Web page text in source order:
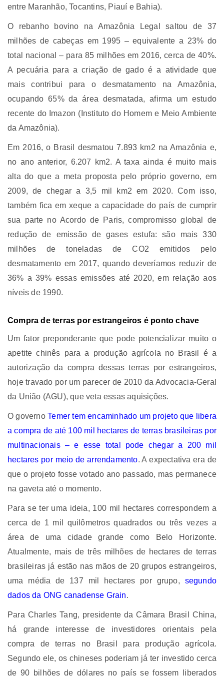
entre Maranhão, Tocantins, Piauí e Bahia).
O rebanho bovino na Amazônia Legal saltou de 37
milhões de cabeças em 1995 – equivalente a 23% do
total nacional – para 85 milhões em 2016, cerca de 40%.
A pecuária para a criação de gado é a atividade que
mais contribui para o desmatamento na Amazônia,
ocupando 65% da área desmatada, afirma um estudo
recente do Imazon (Instituto do Homem e Meio Ambiente
da Amazônia).
Em 2016, o Brasil desmatou 7.893 km2 na Amazônia e,
no ano anterior, 6.207 km2. A taxa ainda é muito mais
alta do que a meta proposta pelo próprio governo, em
2009, de chegar a 3,5 mil km2 em 2020. Com isso,
também fica em xeque a capacidade do país de cumprir
sua parte no Acordo de Paris, compromisso global de
redução de emissão de gases estufa: são mais 330
milhões de toneladas de CO2 emitidos pelo
desmatamento em 2017, quando deveríamos reduzir de
36% a 39% essas emissões até 2020, em relação aos
níveis de 1990.
Compra de terras por estrangeiros é ponto chave
Um fator preponderante que pode potencializar muito o
apetite chinês para a produção agrícola no Brasil é a
autorização da compra dessas terras por estrangeiros,
hoje travado por um parecer de 2010 da Advocacia-Geral
da União (AGU), que veta essas aquisições.
O governoTemer tem encaminhado um projeto que libera
a compra de até 100 mil hectares de terras brasileiras por
multinacionais – e esse total pode chegar a 200 mil
hectares por meio de arrendamento. A expectativa era de
que o projeto fosse votado ano passado, mas permanece
na gaveta até o momento.
Para se ter uma ideia, 100 mil hectares correspondem a
cerca de 1 mil quilômetros quadrados ou três vezes a
área de uma cidade grande como Belo Horizonte.
Atualmente, mais de três milhões de hectares de terras
brasileiras já estão nas mãos de 20 grupos estrangeiros,
uma média de 137 mil hectares por grupo, segundo
dados da ONG canadense Grain.
Para Charles Tang, presidente da Câmara Brasil China,
há grande interesse de investidores orientais pela
compra de terras no Brasil para produção agrícola.
Segundo ele, os chineses poderiam já ter investido cerca
de 90 bilhões de dólares no país se fossem liberados